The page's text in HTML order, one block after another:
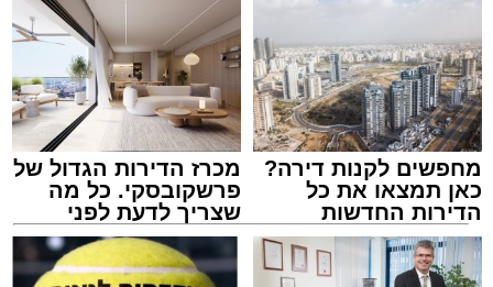
במהלך עבודתה. יחד עם צוותי מד”א הענקנו לה
טיפול רפואי ראשוני והיא פונתה בניידת טיפול
נמרץ לחדר הטראומה במרכז הרפואי אסותא
באשדוד כשהיא במצב בינוני ויציב.”
תגים:אוטובוס, אשדוד, ערבי
מחפשים לקנות דירה?
כאן תמצאו את כל
הדירות החדשות
למכירה באשדוד >>>
מכרז הדירות הגדול של
פרשקובסקי. כל מה
שצריך לדעת לפני
שמגישים הצעה לדירה
באשדוד